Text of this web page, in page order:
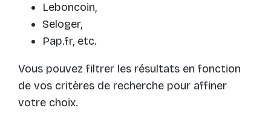
Leboncoin,
Seloger,
Pap.fr, etc.
Vous pouvez filtrer les résultats en fonction
de vos critères de recherche pour affiner
votre choix.